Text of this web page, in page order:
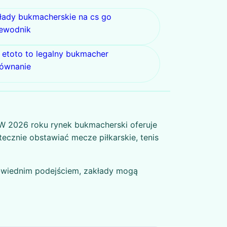
bukmacherskie na cs go
to legalny bukmacher
2026 roku rynek bukmacherski oferuje
obstawiać mecze piłkarskie, tenis
podejściem, zakłady mogą